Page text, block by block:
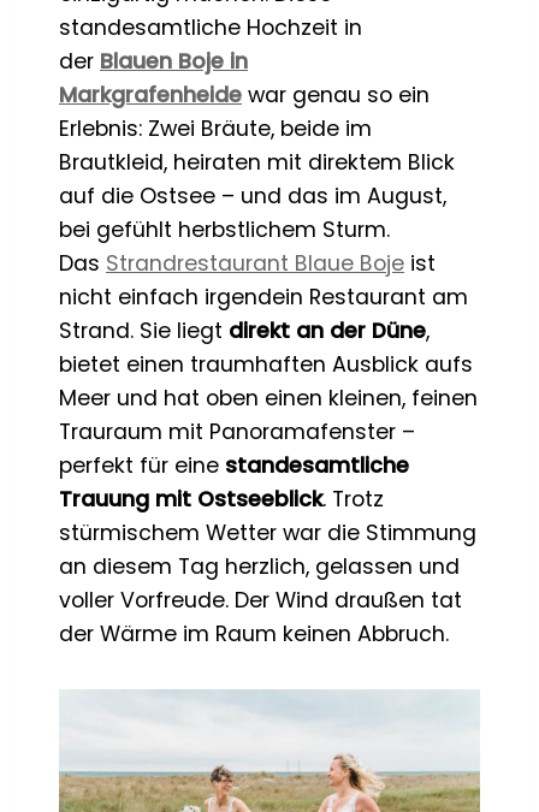
standesamtliche Hochzeit in
der Blauen Boje in
Markgrafenheide war genau so ein
Erlebnis: Zwei Bräute, beide im
Brautkleid, heiraten mit direktem Blick
auf die Ostsee – und das im August,
bei gefühlt herbstlichem Sturm.
Das Strandrestaurant Blaue Boje ist
nicht einfach irgendein Restaurant am
Strand. Sie liegt direkt an der Düne,
bietet einen traumhaften Ausblick aufs
Meer und hat oben einen kleinen, feinen
Trauraum mit Panoramafenster –
perfekt für eine standesamtliche
Trauung mit Ostseeblick. Trotz
stürmischem Wetter war die Stimmung
an diesem Tag herzlich, gelassen und
voller Vorfreude. Der Wind draußen tat
der Wärme im Raum keinen Abbruch.